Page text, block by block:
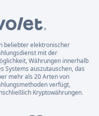
beliebter elektronischer
mit der
Währungen innerhalb
Systems auszutauschen, das
mehr als 20 Arten von
verfügt,
Kryptowährungen.